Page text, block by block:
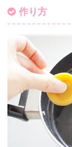
作り方